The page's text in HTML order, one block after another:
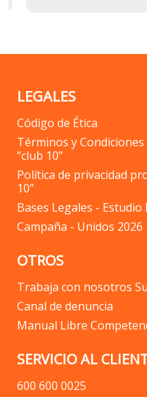
LEGALES
Código de Ética
Términos y
“club 10”
Política de privacidad
10”
Bases Legales - Estudio
Campaña - Unidos 2026
OTROS
Trabaja con nosotros
Canal de denuncia
Manual Libre
SERVICIO AL
600 600 0025